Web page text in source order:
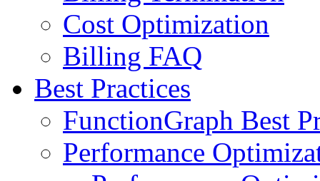
Cost Optimization
Billing FAQ
Best Practices
FunctionGraph Best
Performance